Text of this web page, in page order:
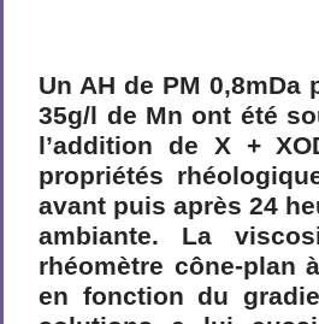
Un AH de PM
35g/l de Mn ont été
l’addition de X +
propriétés
avant puis après 24
ambiante. La
rhéomètre cône-plan
en fonction du